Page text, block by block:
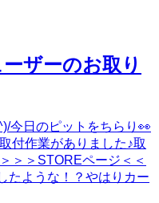
ザーのお取り
今日のピットをちらり👀
付作業がありました♪取
＞＞STOREページ＜＜
ような！？やはりカー